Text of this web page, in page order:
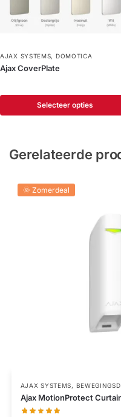
AJAX SYSTEMS, DOMOTICA
Ajax CoverPlate
Selecteer opties
Gerelateerde
🌞 Zomerdeal
AJAX SYSTEMS,
Ajax MotionProtect